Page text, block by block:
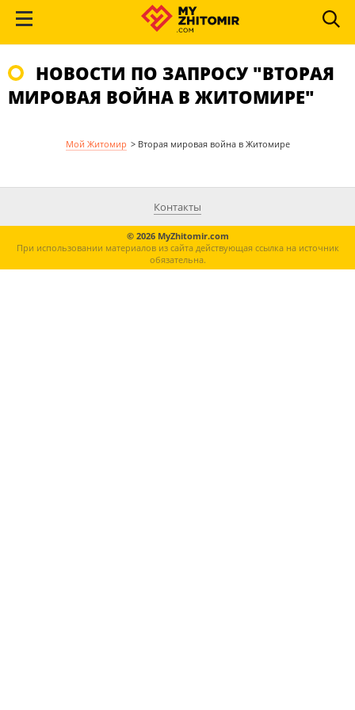
НОВОСТИ ПО ЗАПРОСУ "ВТОРАЯ
МИРОВАЯ ВОЙНА В ЖИТОМИРЕ"
Мой Житомир > Вторая мировая война в Житомире
Контакты
© 2026 MyZhitomir.com
При использовании материалов из сайта действующая ссылка на источник
обязательна.